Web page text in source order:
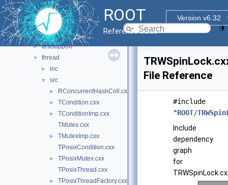
ROOT
Version v6.32
Reference Guide
► meta
► metacling
► multiproc
► rint
► testsupport
▼ thread
► inc
▼ src
► RConcurrentHashColl.cxx
► TCondition.cxx
►
TConditionImp.cxx
TMutex.cxx
►
TMutexImp.cxx
TPosixCondition.cxx
►
TPosixMutex.cxx
TPosixThread.cxx
► TPosixThreadFactory.cxx
File Reference
#include
"ROOT/
Include
dependency
graph
for